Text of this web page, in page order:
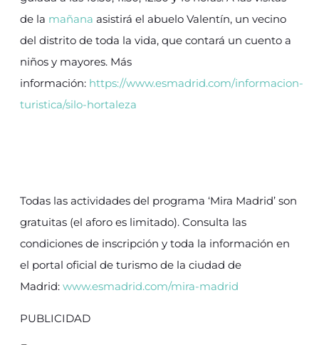
de la mañana asistirá el abuelo Valentín, un vecino
del distrito de toda la vida, que contará un cuento a
niños y mayores. Más
información: https://www.esmadrid.com/informacion-
turistica/silo-hortaleza
Todas las actividades del programa ‘Mira Madrid’ son
gratuitas (el aforo es limitado). Consulta las
condiciones de inscripción y toda la información en
el portal oficial de turismo de la ciudad de
Madrid: www.esmadrid.com/mira-madrid
PUBLICIDAD